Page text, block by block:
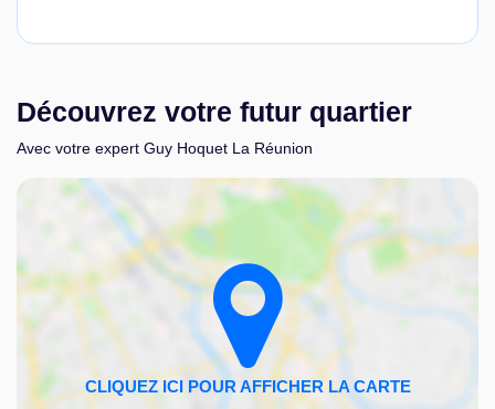
Découvrez votre futur quartier
Avec votre expert Guy Hoquet La Réunion